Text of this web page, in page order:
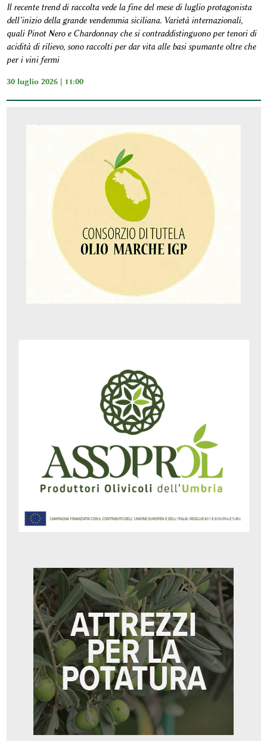
Il recente trend di raccolta vede la fine del mese di luglio protagonista
dell’inizio della grande vendemmia siciliana. Varietà internazionali,
quali Pinot Nero e Chardonnay che si contraddistinguono per tenori di
acidità di rilievo, sono raccolti per dar vita alle basi spumante oltre che
per i vini fermi
30 luglio 2026 | 11:00